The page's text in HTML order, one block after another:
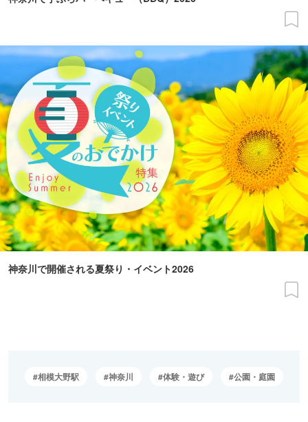
神奈川で開催される夏祭り・イベント2026
相模大野駅 神奈川 体験・遊び 公園・庭園